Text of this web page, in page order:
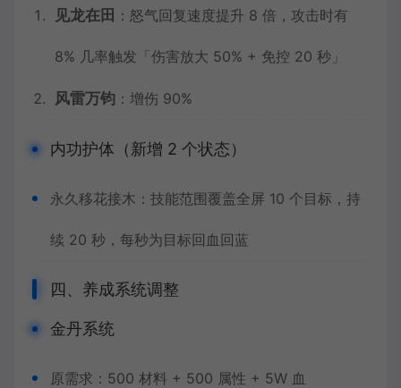
见龙在田 ：怒气回复速度提升 8 倍，攻击时有
8% 几率触发「伤害放大 50% + 免控 20 秒」
风雷万钧 ：增伤 90%
内功护体（新增 2 个状态）
永久移花接木：技能范围覆盖全屏 10 个目标，持
续 20 秒，每秒为目标回血回蓝
四、养成系统调整
金丹系统
原需求：500 材料 + 500 属性 + 5W 血